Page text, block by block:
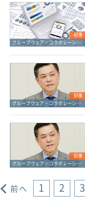
記事
グループウェア・コラボレーション
記事
グループウェア・コラボレーション
記事
グループウェア・コラボレーション
前へ 1 2 3